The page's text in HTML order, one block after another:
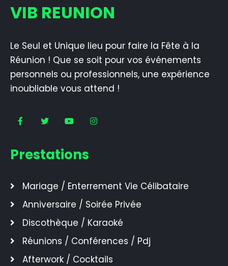
VIB REUNION
Le Seul et Unique lieu pour faire la Fête à la
Réunion ! Que se soit pour vos événements
personnels ou professionnels, une expérience
inoubliable vous attend !
Prestations
Mariage / Enterrement Vie Célibataire
Anniversaire / Soirée Privée
Discothèque / Karaoké
Réunions / Conférences / Pdj
Afterwork / Cocktails